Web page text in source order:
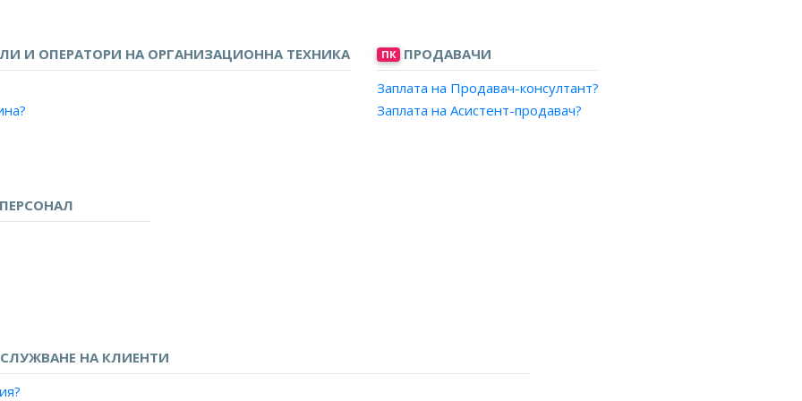
дейност?
и телевизия?
институция?
И ОПЕРАТОРИ НА ОРГАНИЗАЦИОННА ТЕХНИКА
ПК ПРОДАВАЧИ
Заплата на Продавач-консултант?
Заплата на Асистент-продавач?
информация?
НА КЛИЕНТИ